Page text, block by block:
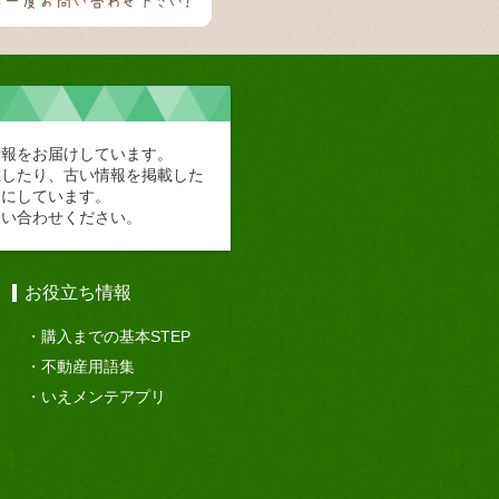
をお届けしています。
たり、古い情報を掲載した
しています。
合わせください。
お役立ち情報
購入までの基本STEP
不動産用語集
いえメンテアプリ